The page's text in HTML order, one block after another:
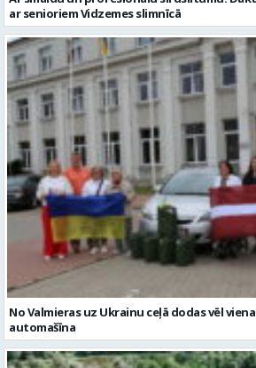
No Valmieras uz Ukrainu ceļā dodas vēl
automašīna